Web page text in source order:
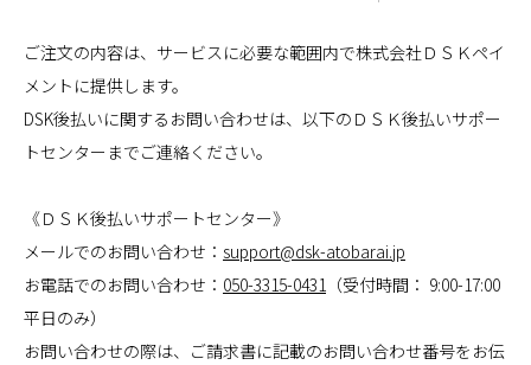
ご注文の内容は、サービスに必要な範囲内で株式会社ＤＳＫペイ
メントに提供します。
DSK後払いに関するお問い合わせは、以下のＤＳＫ後払いサポー
トセンターまでご連絡ください。
《ＤＳＫ後払いサポートセンター》
メールでのお問い合わせ： support@dsk-atobarai.jp
お電話でのお問い合わせ： 050-3315-0431 （受付時間： 9:00-17:00
平日のみ）
お問い合わせの際は、ご請求書に記載のお問い合わせ番号をお伝